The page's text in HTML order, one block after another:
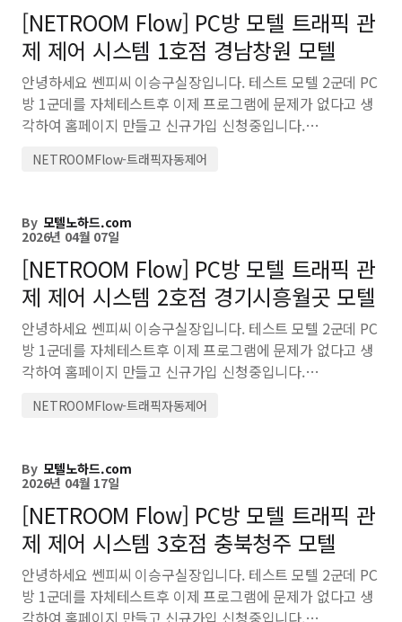
[NETROOM Flow] PC방 모텔 트래픽 관
제 제어 시스템 1호점 경남창원 모텔
안녕하세요 쎈피씨 이승구실장입니다. 테스트 모텔 2군데 PC
방 1군데를 자체테스트후 이제 프로그램에 문제가 없다고 생
각하여 홈페이지 만들고 신규가입 신청중입니다.…
NETROOMFlow-트래픽자동제어
By 모텔노하드.com
2026년 04월 07일
[NETROOM Flow] PC방 모텔 트래픽 관
제 제어 시스템 2호점 경기시흥월곳 모텔
안녕하세요 쎈피씨 이승구실장입니다. 테스트 모텔 2군데 PC
방 1군데를 자체테스트후 이제 프로그램에 문제가 없다고 생
각하여 홈페이지 만들고 신규가입 신청중입니다.…
NETROOMFlow-트래픽자동제어
By 모텔노하드.com
2026년 04월 17일
[NETROOM Flow] PC방 모텔 트래픽 관
제 제어 시스템 3호점 충북청주 모텔
안녕하세요 쎈피씨 이승구실장입니다. 테스트 모텔 2군데 PC
방 1군데를 자체테스트후 이제 프로그램에 문제가 없다고 생
각하여 홈페이지 만들고 신규가입 신청중입니다.…